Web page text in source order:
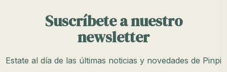
funcionalidad, seguridad y durabilidad, hechos de
materiales de alta calidad y diseñados para facilitar el
cuidado diario de tu bebé.
Artículos de higiene y salud indispensables
Suscríbete a nuestro
newsletter
Estate al día de las últimas noticias y novedades de Pinpi